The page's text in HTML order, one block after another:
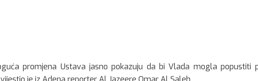
promjena Ustava jasno pokazuju da bi Vlada mogla popustiti